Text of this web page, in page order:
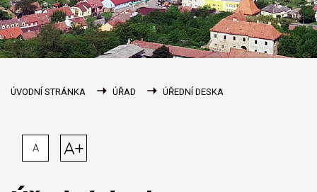
ÚVODNÍ STRÁNKA ÚŘAD ÚŘEDNÍ DESKA
A A+